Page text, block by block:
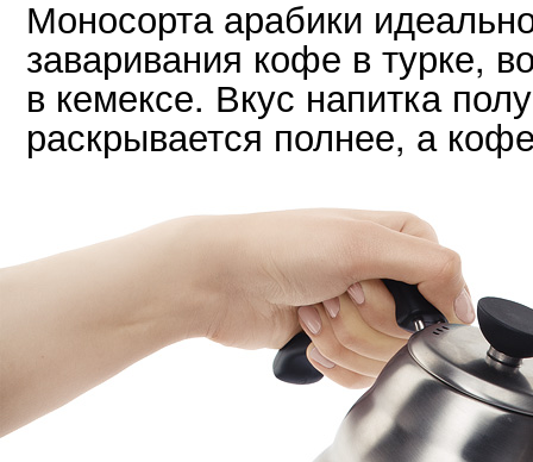
Моносорта арабики
заваривания кофе в турке,
в кемексе. Вкус напитка
раскрывается полнее, а